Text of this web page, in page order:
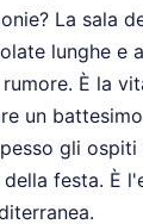
La sala
lunghe e
È la
un
gli
festa. È